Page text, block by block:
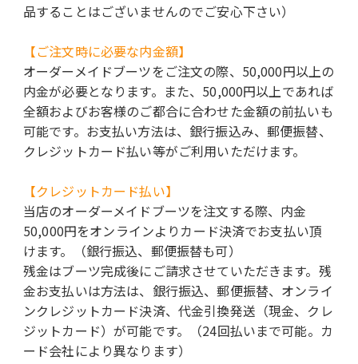
品することはございませんのでご安心下さい）
【ご注文時に必要な内金額】
オーダーメイドブーツをご注文の際、50,000円以上の
内金が必要となります。また、50,000円以上であれば
全額およびお客様のご都合に合わせた金額の前払いも
可能です。お支払い方法は、銀行振込み、郵便振替、
クレジットカード払い等がご利用いただけます。
【クレジットカード払い】
当店のオーダーメイドブーツを注文する際、内金
50,000円をオンラインよりカード決済でお支払い頂
けます。（銀行振込、郵便振替も可）
残金はブーツ完成後にご請求させていただきます。残
金お支払いは方法は、銀行振込、郵便振替、オンライ
ンクレジットカード決済、代金引換発送（現金、クレ
ジットカード）が可能です。（24回払いまで可能。カ
ード会社により異なります）